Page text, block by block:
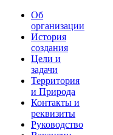
Об
организации
История
создания
Цели и
задачи
Территория
и Природа
Контакты и
реквизиты
Руководство